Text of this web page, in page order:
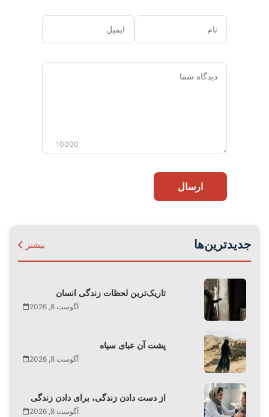
نام ایمیل
دیدگاه
10000
ارسال
جدیدترین‌ها بیشتر
تاریک‌ترین لحظات زندگی انسان
آگوست 8, 2026
پشت آن عبای سیاه
آگوست 8, 2026
از دست دادن زندگی، برای دادن زندگی
آگوست 8, 2026